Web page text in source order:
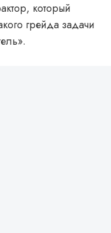
который
грейда задачи